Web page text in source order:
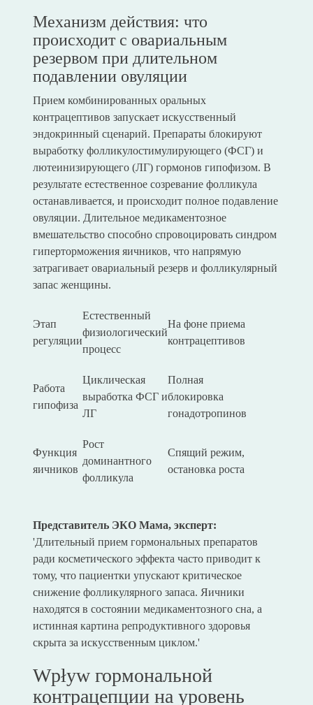
Механизм действия: что
происходит с овариальным
резервом при длительном
подавлении овуляции
Прием комбинированных оральных
контрацептивов запускает искусственный
эндокринный сценарий. Препараты блокируют
выработку фолликулостимулирующего (ФСГ) и
лютеинизирующего (ЛГ) гормонов гипофизом. В
результате естественное созревание фолликула
останавливается, и происходит полное подавление
овуляции. Длительное медикаментозное
вмешательство способно спровоцировать синдром
гиперторможения яичников, что напрямую
затрагивает овариальный резерв и фолликулярный
запас женщины.
Этап
регуляции
Естественный
физиологический
процесс
На фоне приема
контрацептивов
Работа
гипофиза
Циклическая
выработка ФСГ и
ЛГ
Полная
блокировка
гонадотропинов
Функция
яичников
Рост
доминантного
фолликула
Спящий режим,
остановка роста
Представитель ЭКО Мама, эксперт:
'Длительный прием гормональных препаратов
ради косметического эффекта часто приводит к
тому, что пациентки упускают критическое
снижение фолликулярного запаса. Яичники
находятся в состоянии медикаментозного сна, а
истинная картина репродуктивного здоровья
скрыта за искусственным циклом.'
Wpływ гормональной
контрацепции на уровень